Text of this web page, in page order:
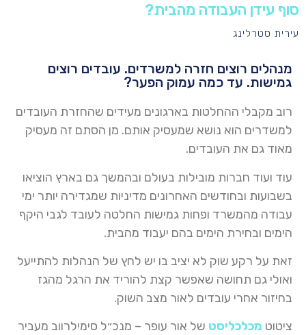
סוף עידן העבודה מהבית?
עירית סטרלינג
מנהלים רוצים חזרה למשרדים. עובדים רוצים
גמישות. עד כמה עמוק הפער?
רוב מקבלי ההחלטות בארגונים מעידים שהחזרת העובדים
למשדרים הוא נושא שמעסיק אותם. מן הסתם זה מעסיק
מאוד גם את העובדים.
עוד ועוד חברות מובילות בעולם ובהמשך גם בארץ הוציאו
בשבועות ובחודשים האחרונים מדיניות שמגדירה יותר ימי
עבודה מהמשרד ופחות גמישות החלטה לעובד לגבי היקף
הימים ובחירת הימים בהם יעבוד מהבית.
זאת על רקע שוק לא יציב בו יש לחץ של הנהלות להתייעל
ואולי גם תחושה שאפשר קצת להוריד את הרגל מהגז
בחיזור אחרי עובדים לאור מצב השוק.
ציטוט מכלכליסט של אור עופר – מנכ״ל סימילרווב מעביר